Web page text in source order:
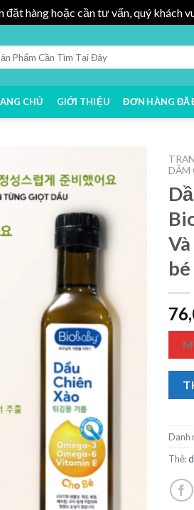
đặt hàng hoặc cần tư vấn, quý
CHỦ GIỚI THIỆU ĐƠN HÀNG ĐÃ
DẶM
Danh
Thẻ: